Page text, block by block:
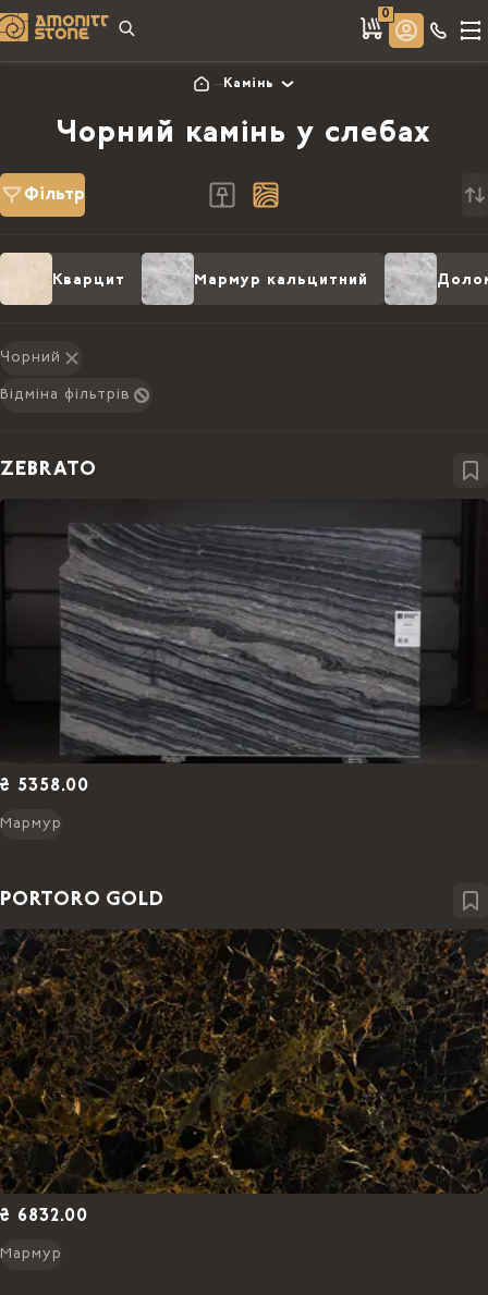
0
Камінь
Чорний камінь у слебах
Фільтр
Кварцит Мармур кальцитний
Чорний
Відміна фільтрів
ZEBRATO
₴ 5358.00
Мармур
PORTORO GOLD
₴ 6832.00
Мармур